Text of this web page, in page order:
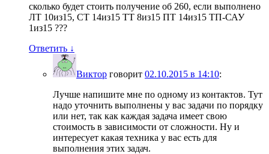
сколько будет стоить получение об 260, если выполнено
ЛТ 10из15, СТ 14из15 ТТ 8из15 ПТ 14из15 ТП-САУ
1из15 ???
Ответить ↓
Виктор говорит 02.10.2015 в 14:10:
Лучше напишите мне по одному из контактов. Тут
надо уточнить выполнены у вас задачи по порядку
или нет, так как каждая задача имеет свою
стоимость в зависимости от сложности. Ну и
интересует какая техника у вас есть для
выполнения этих задач.